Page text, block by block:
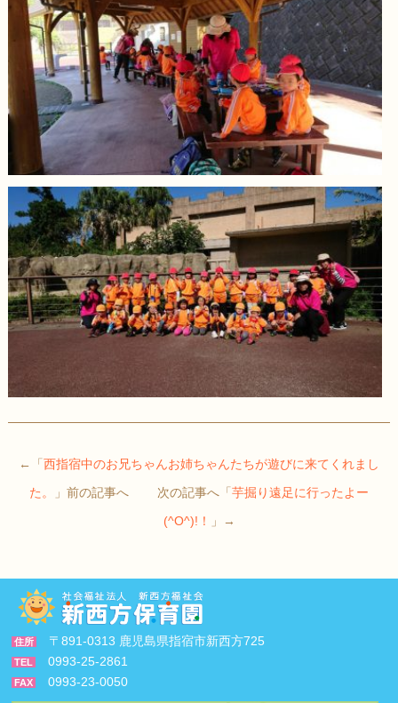
←「 西指宿中のお兄ちゃんお姉ちゃんたちが遊びに来てくれまし
た。
」前の記事へ 次の記事へ「 芋掘り遠足に行ったよー
(^O^)!！
」→
住所 〒891-0313 鹿児島県指宿市新西方725
TEL 0993-25-2861
FAX 0993-23-0050